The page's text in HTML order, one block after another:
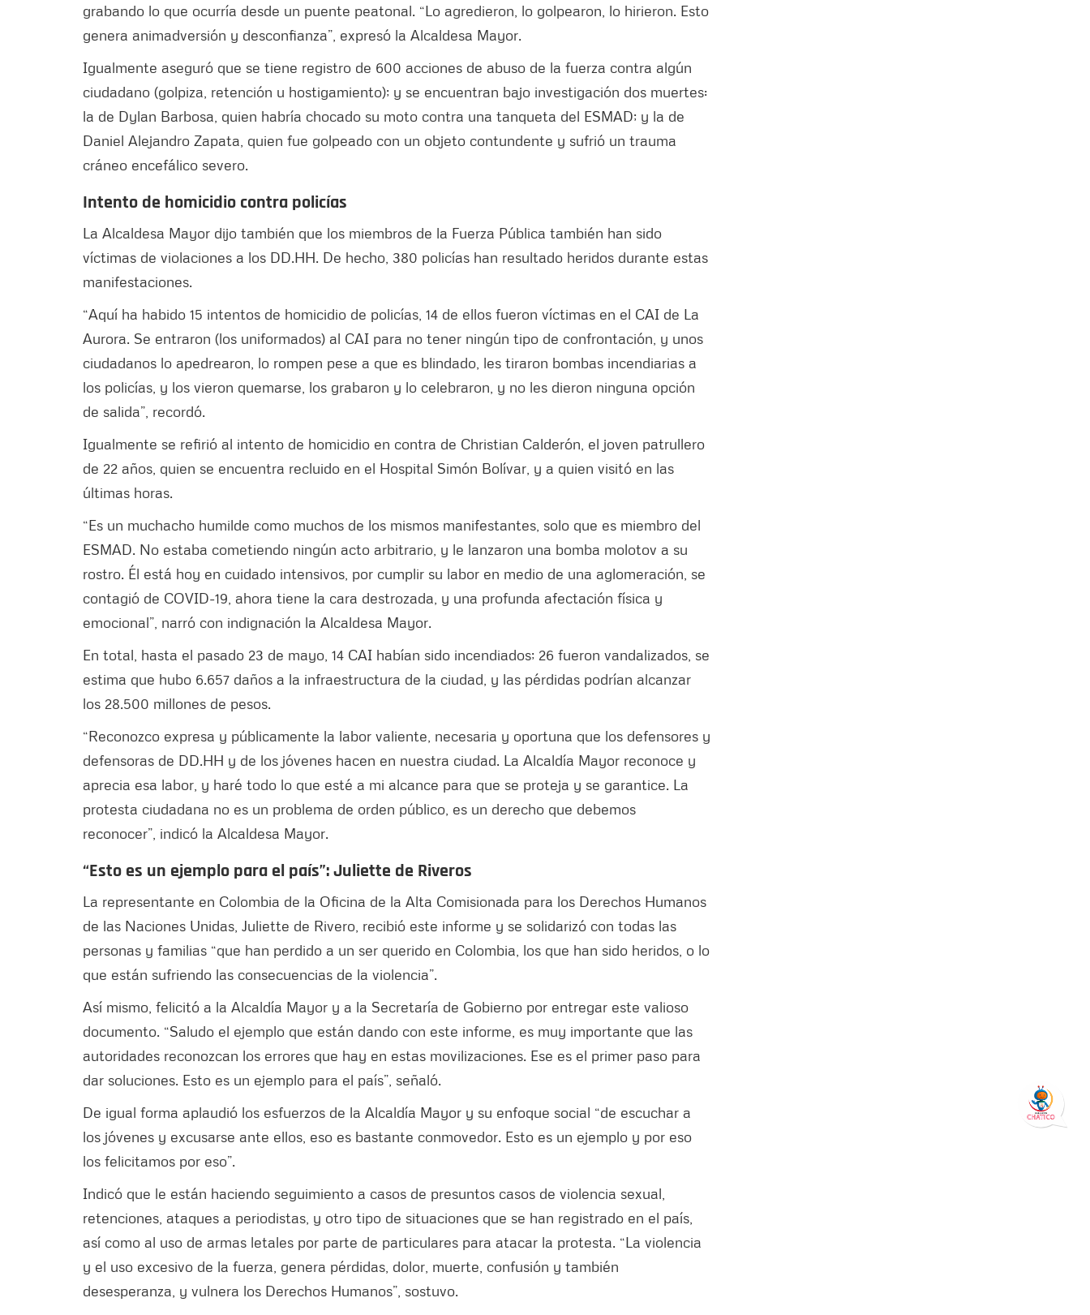
grabando lo que ocurría desde un puente peatonal. “Lo agredieron, lo golpearon, lo hirieron. Esto
genera animadversión y desconfianza”, expresó la Alcaldesa Mayor.
Igualmente aseguró que se tiene registro de 600 acciones de abuso de la fuerza contra algún
ciudadano (golpiza, retención u hostigamiento); y se encuentran bajo investigación dos muertes:
la de Dylan Barbosa, quien habría chocado su moto contra una tanqueta del ESMAD; y la de
Daniel Alejandro Zapata, quien fue golpeado con un objeto contundente y sufrió un trauma
cráneo encefálico severo.
Intento de homicidio contra policías
La Alcaldesa Mayor dijo también que los miembros de la Fuerza Pública también han sido
víctimas de violaciones a los DD.HH. De hecho, 380 policías han resultado heridos durante estas
manifestaciones.
“Aquí ha habido 15 intentos de homicidio de policías, 14 de ellos fueron víctimas en el CAI de La
Aurora. Se entraron (los uniformados) al CAI para no tener ningún tipo de confrontación, y unos
ciudadanos lo apedrearon, lo rompen pese a que es blindado, les tiraron bombas incendiarias a
los policías, y los vieron quemarse, los grabaron y lo celebraron, y no les dieron ninguna opción
de salida”, recordó.
Igualmente se refirió al intento de homicidio en contra de Christian Calderón, el joven patrullero
de 22 años, quien se encuentra recluido en el Hospital Simón Bolívar, y a quien visitó en las
últimas horas.
“Es un muchacho humilde como muchos de los mismos manifestantes, solo que es miembro del
ESMAD. No estaba cometiendo ningún acto arbitrario, y le lanzaron una bomba molotov a su
rostro. Él está hoy en cuidado intensivos, por cumplir su labor en medio de una aglomeración, se
contagió de COVID-19, ahora tiene la cara destrozada, y una profunda afectación física y
emocional”, narró con indignación la Alcaldesa Mayor.
En total, hasta el pasado 23 de mayo, 14 CAI habían sido incendiados; 26 fueron vandalizados, se
estima que hubo 6.657 daños a la infraestructura de la ciudad, y las pérdidas podrían alcanzar
los 28.500 millones de pesos.
“Reconozco expresa y públicamente la labor valiente, necesaria y oportuna que los defensores y
defensoras de DD.HH y de los jóvenes hacen en nuestra ciudad. La Alcaldía Mayor reconoce y
aprecia esa labor, y haré todo lo que esté a mi alcance para que se proteja y se garantice. La
protesta ciudadana no es un problema de orden público, es un derecho que debemos
reconocer”, indicó la Alcaldesa Mayor.
“Esto es un ejemplo para el país”: Juliette de Riveros
La representante en Colombia de la Oficina de la Alta Comisionada para los Derechos Humanos
de las Naciones Unidas, Juliette de Rivero, recibió este informe y se solidarizó con todas las
personas y familias “que han perdido a un ser querido en Colombia, los que han sido heridos, o lo
que están sufriendo las consecuencias de la violencia”.
Así mismo, felicitó a la Alcaldía Mayor y a la Secretaría de Gobierno por entregar este valioso
documento. “Saludo el ejemplo que están dando con este informe, es muy importante que las
autoridades reconozcan los errores que hay en estas movilizaciones. Ese es el primer paso para
dar soluciones. Esto es un ejemplo para el país”, señaló.
De igual forma aplaudió los esfuerzos de la Alcaldía Mayor y su enfoque social “de escuchar a
los jóvenes y excusarse ante ellos, eso es bastante conmovedor. Esto es un ejemplo y por eso
los felicitamos por eso”.
Indicó que le están haciendo seguimiento a casos de presuntos casos de violencia sexual,
retenciones, ataques a periodistas, y otro tipo de situaciones que se han registrado en el país,
así como al uso de armas letales por parte de particulares para atacar la protesta. “La violencia
y el uso excesivo de la fuerza, genera pérdidas, dolor, muerte, confusión y también
desesperanza, y vulnera los Derechos Humanos”, sostuvo.